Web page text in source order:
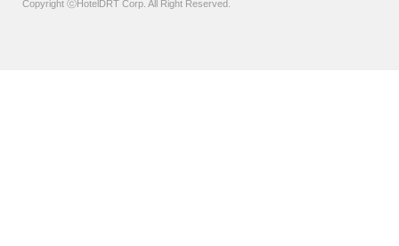
Copyright ⓒHotelDRT Corp. All Right Reserved.